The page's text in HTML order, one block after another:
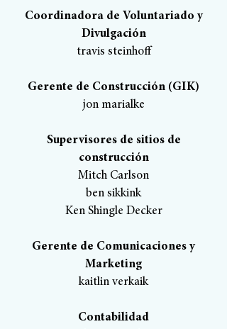
Coordinadora de Voluntariado y
Divulgación
travis steinhoff
Gerente de Construcción (GIK)
jon marialke
Supervisores de sitios de
construcción
Mitch Carlson
ben sikkink
Ken Shingle Decker
Gerente de Comunicaciones y
Marketing
kaitlin verkaik
Contabilidad